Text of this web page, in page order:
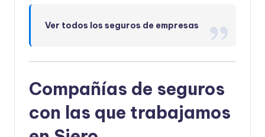
Ver todos los seguros de empresas
Compañías de seguros
con las que trabajamos